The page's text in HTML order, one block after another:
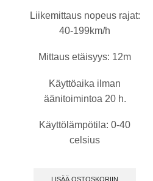
Liikemittaus nopeus rajat:
40-199km/h
Mittaus etäisyys: 12m
Käyttöaika ilman
äänitoimintoa 20 h.
Käyttölämpötila: 0-40
celsius
LISÄÄ OSTOSKORIIN